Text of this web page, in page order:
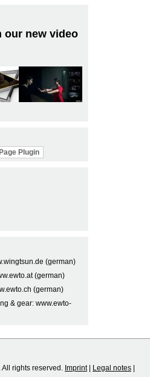
our new video
Plugin
(german)
(german)
(german)
& gear: www.ewto-
rights reserved. Imprint| Legal notes |